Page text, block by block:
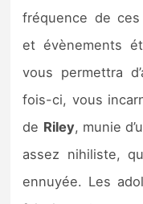
fréquence de
et évènements
vous permettra
fois-ci, vous
de Riley, munie
assez nihiliste,
ennuyée. Les